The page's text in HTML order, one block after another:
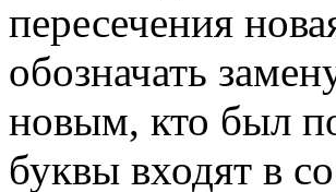
пересечения
обозначать
новым, кто был
буквы входят в